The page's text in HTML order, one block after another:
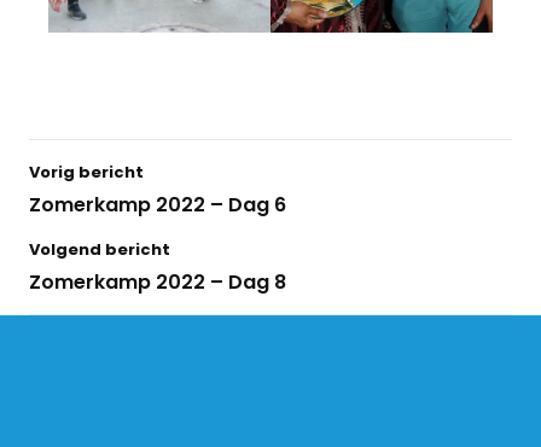
Vorig bericht
Zomerkamp 2022 – Dag 6
Volgend bericht
Zomerkamp 2022 – Dag 8